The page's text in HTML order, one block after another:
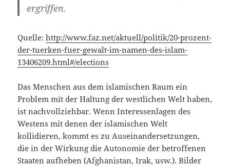
ergriffen.
Quelle:http://www.faz.net/aktuell/politik/20-prozent-
der-tuerken-fuer-gewalt-im-namen-des-islam-
13406209.html#/elections
Das Menschen aus dem islamischen Raum ein
Problem mit der Haltung der westlichen Welt haben,
ist nachvollziehbar. Wenn Interessenlagen des
Westens mit denen der islamischen Welt
kollidieren, kommt es zu Auseinandersetzungen,
die in der Wirkung die Autonomie der betroffenen
Staaten aufheben (Afghanistan, Irak, usw.). Bilder